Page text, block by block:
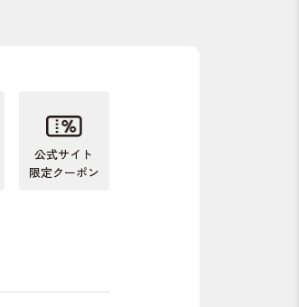
公式サイト
限定クーポン